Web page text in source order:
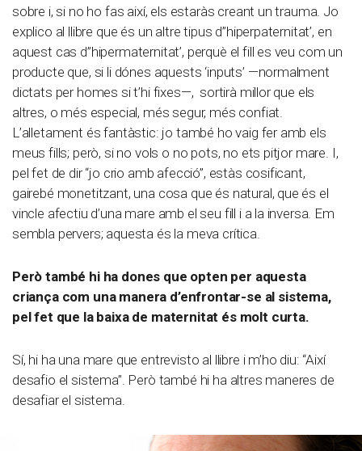
sobre i, si no ho fas així, els estaràs creant un trauma. Jo
explico al llibre que és un altre tipus d”hiperpaternitat’, en
aquest cas d”hipermaternitat’, perquè el fill es veu com un
producte que, si li dónes aquests ‘inputs’ —normalment
dictats per homes si t’hi fixes—, sortirà millor que els
altres, o més especial, més segur, més confiat.
L’alletament és fantàstic: jo també ho vaig fer amb els
meus fills; però, si no vols o no pots, no ets pitjor mare. I,
pel fet de dir “jo crio amb afecció”, estàs cosificant,
gairebé monetitzant, una cosa que és natural, que és el
vincle afectiu d’una mare amb el seu fill i a la inversa. Em
sembla pervers; aquesta és la meva crítica.
Però també hi ha dones que opten per aquesta
criança com una manera d’enfrontar-se al sistema,
pel fet que la baixa de maternitat és molt curta.
Sí, hi ha una mare que entrevisto al llibre i m’ho diu: “Així
desafio el sistema”. Però també hi ha altres maneres de
desafiar el sistema.